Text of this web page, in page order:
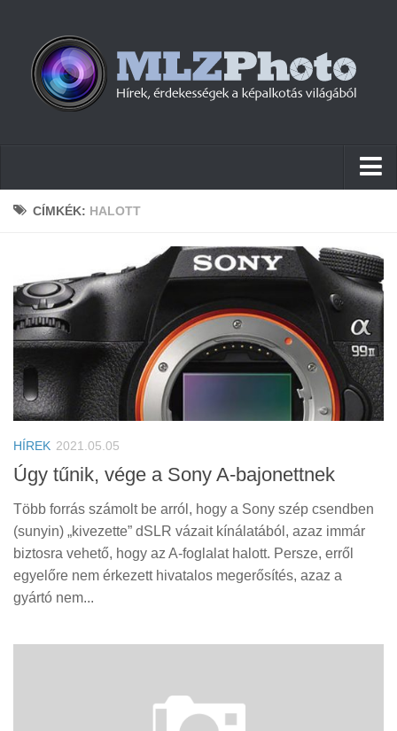
Hírek
Szoftver
Firmware
Tudástár
Tanácsok
Érdekességek
Helyszíni Riport
E-BB
CÍMKÉK: HALOTT
HÍREK 2021.05.05
Úgy tűnik, vége a Sony A-bajonettnek
Több forrás számolt be arról, hogy a Sony szép csendben
(sunyin) „kivezette” dSLR vázait kínálatából, azaz immár
biztosra vehető, hogy az A-foglalat halott. Persze, erről
egyelőre nem érkezett hivatalos megerősítés, azaz a
gyártó nem...